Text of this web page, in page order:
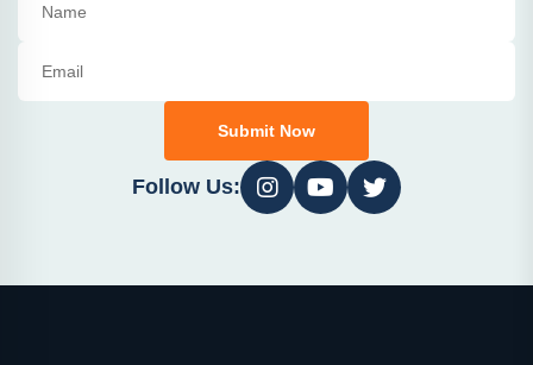
Submit Now
Follow Us: